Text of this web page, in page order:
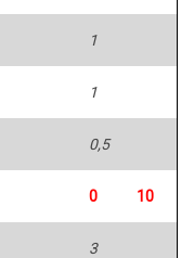
1
1
0,5
0 10
3